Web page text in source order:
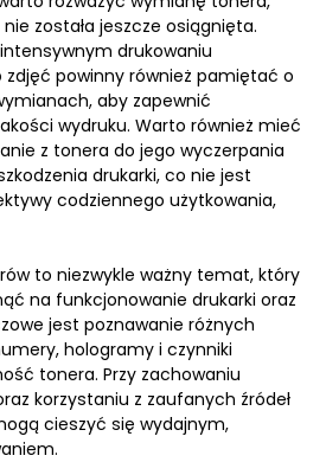
została jeszcze osiągnięta.
drukowaniu
zdjęć powinny również pamiętać o
aby zapewnić
wydruku. Warto również mieć
z tonera do jego wyczerpania
drukarki, co nie jest
codziennego użytkowania,
to niezwykle ważny temat, który
na funkcjonowanie drukarki oraz
jest poznawanie różnych
hologramy i czynniki
tonera. Przy zachowaniu
korzystaniu z zaufanych źródeł
cieszyć się wydajnym,